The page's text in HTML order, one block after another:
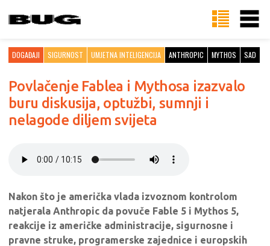
DOGAĐAJI SIGURNOST UMJETNA INTELIGENCIJA ANTHROPIC MYTHOS SAD
Povlačenje Fablea i Mythosa izazvalo
buru diskusija, optužbi, sumnji i
nelagode diljem svijeta
Nakon što je američka vlada izvoznom kontrolom
natjerala Anthropic da povuče Fable 5 i Mythos 5,
reakcije iz američke administracije, sigurnosne i
pravne struke, programerske zajednice i europskih